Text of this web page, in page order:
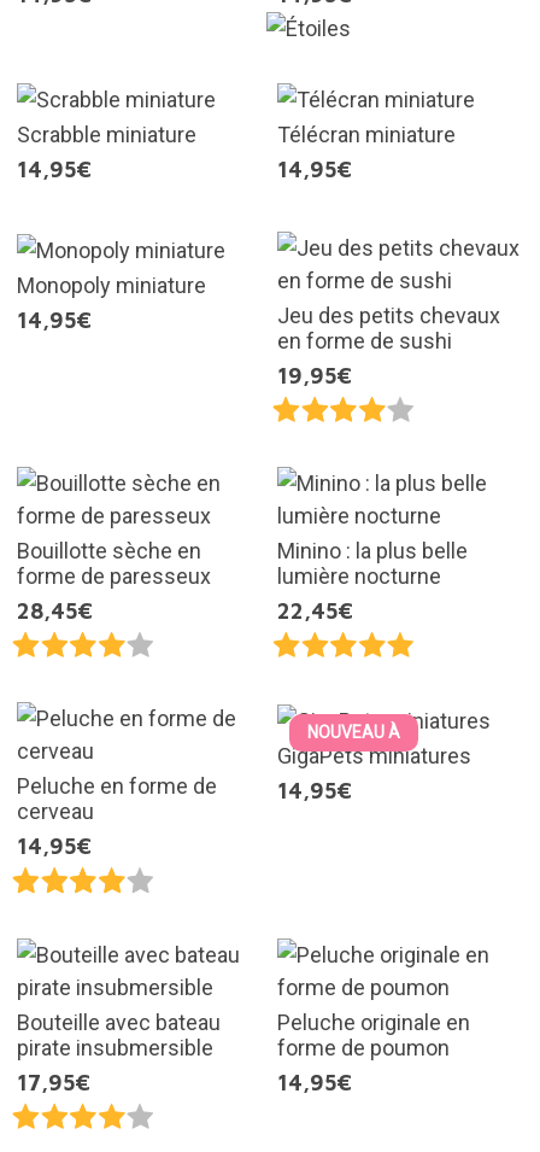
Scrabble miniature
14,95€
Télécran miniature
14,95€
Monopoly miniature
14,95€
Jeu des petits chevaux
en forme de sushi
19,95€
Bouillotte sèche en
forme de paresseux
28,45€
Minino : la plus belle
lumière nocturne
22,45€
Peluche en forme de
cerveau
14,95€
NOUVEAU À
GigaPets miniatures
14,95€
Bouteille avec bateau
pirate insubmersible
17,95€
Peluche originale en
forme de poumon
14,95€